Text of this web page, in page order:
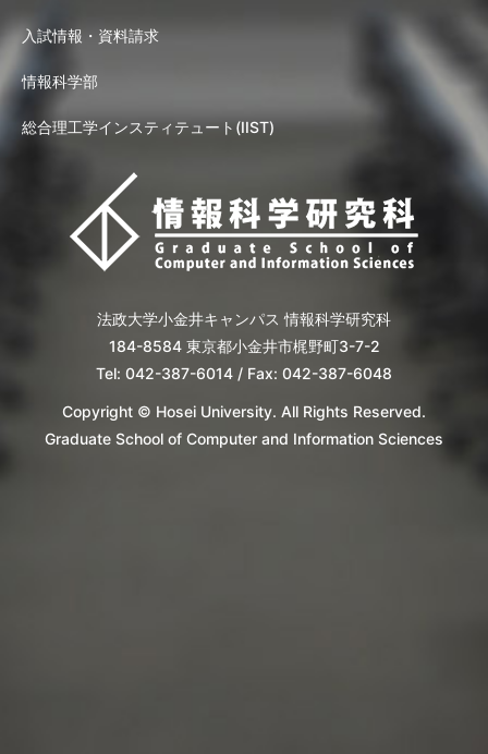
入試情報・資料請求
情報科学部
総合理工学インスティテュート(IIST)
法政大学小金井キャンパス 情報科学研究科
184-8584 東京都小金井市梶野町3-7-2
Tel: 042-387-6014 / Fax: 042-387-6048
Copyright © Hosei University. All Rights Reserved.
Graduate School of Computer and Information Sciences